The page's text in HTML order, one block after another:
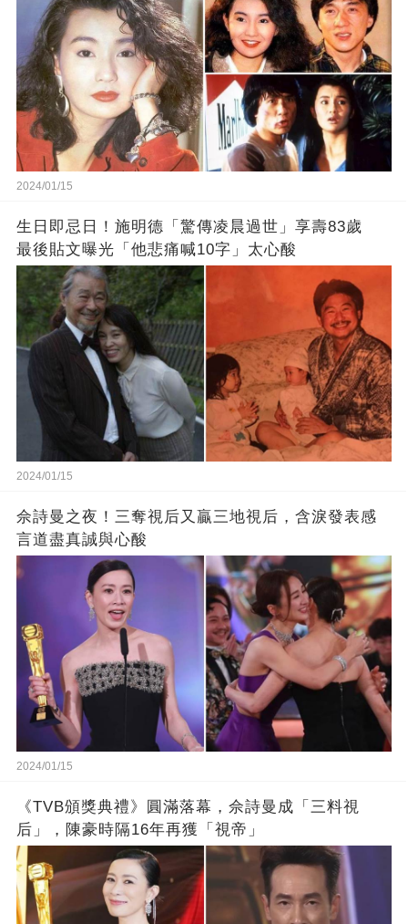
2024/01/15
生日即忌日！施明德「驚傳凌晨過世」享壽83歲
最後貼文曝光「他悲痛喊10字」太心酸
2024/01/15
佘詩曼之夜！三奪視后又贏三地視后，含淚發表感
言道盡真誠與心酸
2024/01/15
《TVB頒獎典禮》圓滿落幕，佘詩曼成「三料視
后」，陳豪時隔16年再獲「視帝」